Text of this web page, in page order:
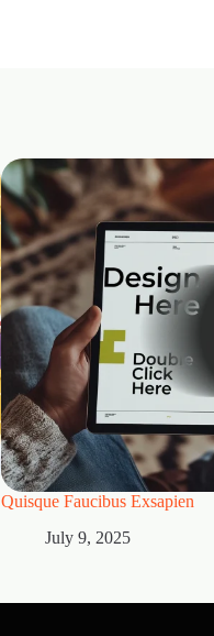
Quisque Faucibus Exsapien
July 9, 2025